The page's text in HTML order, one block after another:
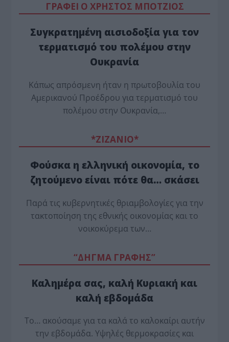
ΓΡΑΦΕΙ Ο ΧΡΗΣΤΟΣ ΜΠΟΤΖΙΟΣ
Συγκρατημένη αισιοδοξία για τον
τερματισμό του πολέμου στην
Ουκρανία
Κάπως απρόσμενη ήταν η πρωτοβουλία του
Αμερικανού Προέδρου για τερματισμό του
πολέμου στην Ουκρανία,…
*ZΙΖΑΝΙΟ*
Φούσκα η ελληνική οικονομία, το
ζητούμενο είναι πότε θα… σκάσει
Παρά τις κυβερνητικές θριαμβολογίες για την
τακτοποίηση της εθνικής οικονομίας και το
νοικοκύρεμα των…
“ΔΗΓΜΑ ΓΡΑΦΗΣ”
Καλημέρα σας, καλή Κυριακή και
καλή εβδομάδα
Το… ακούσαμε για τα καλά το καλοκαίρι αυτήν
την εβδομάδα. Υψηλές θερμοκρασίες και